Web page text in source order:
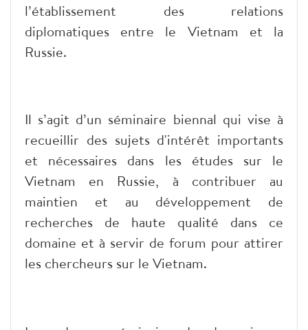
l’établissement des relations
diplomatiques entre le Vietnam et la
Russie.
Il s’agit d’un séminaire biennal qui vise à
recueillir des sujets d'intérêt importants
et nécessaires dans les études sur le
Vietnam en Russie, à contribuer au
maintien et au développement de
recherches de haute qualité dans ce
domaine et à servir de forum pour attirer
les chercheurs sur le Vietnam.